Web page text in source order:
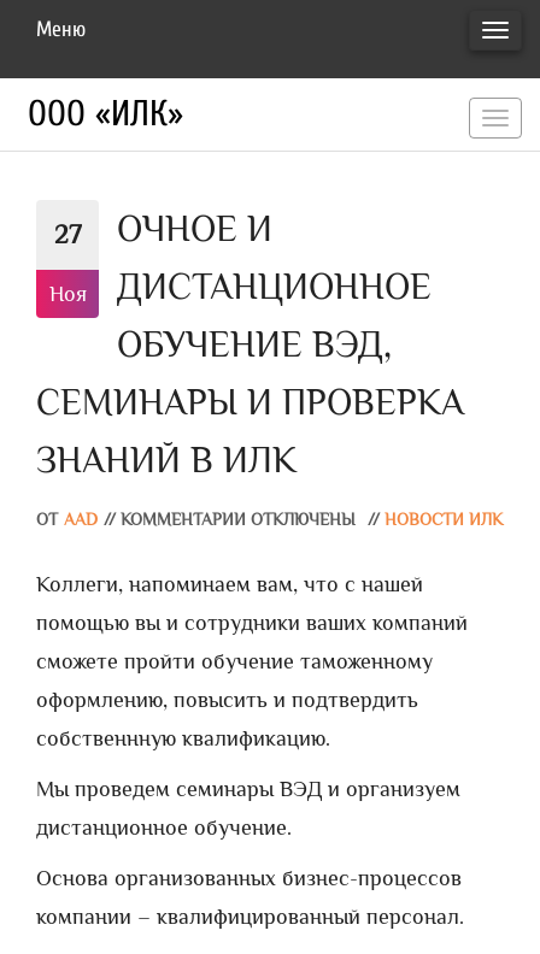
Меню
ООО «ИЛК»
27
Ноя
ОЧНОЕ И
ДИСТАНЦИОННОЕ
ОБУЧЕНИЕ ВЭД,
СЕМИНАРЫ И ПРОВЕРКА
ЗНАНИЙ В ИЛК
ОТ AAD // КОММЕНТАРИИ ОТКЛЮЧЕНЫ // НОВОСТИ ИЛК
Коллеги, напоминаем вам, что с нашей
помощью вы и сотрудники ваших компаний
сможете пройти обучение таможенному
оформлению, повысить и подтвердить
собственнную квалификацию.
Мы проведем семинары ВЭД и организуем
дистанционное обучение.
Основа организованных бизнес-процессов
компании – квалифицированный персонал.